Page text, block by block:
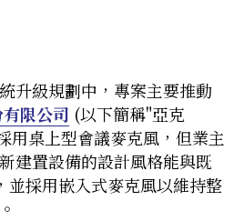
升級規劃中，專案主要推動
有限公司 (以下簡稱"亞克
用桌上型會議麥克風，但業主
建置設備的設計風格能與既
並採用嵌入式麥克風以維持整